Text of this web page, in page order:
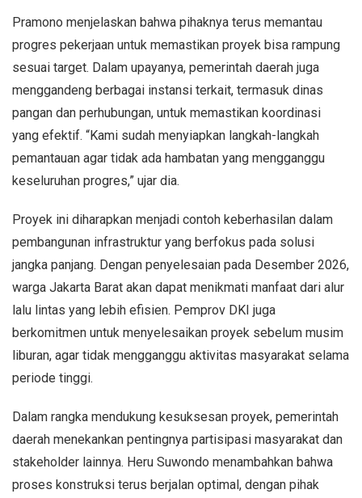
Pramono menjelaskan bahwa pihaknya terus memantau
progres pekerjaan untuk memastikan proyek bisa rampung
sesuai target. Dalam upayanya, pemerintah daerah juga
menggandeng berbagai instansi terkait, termasuk dinas
pangan dan perhubungan, untuk memastikan koordinasi
yang efektif. “Kami sudah menyiapkan langkah-langkah
pemantauan agar tidak ada hambatan yang mengganggu
keseluruhan progres,” ujar dia.
Proyek ini diharapkan menjadi contoh keberhasilan dalam
pembangunan infrastruktur yang berfokus pada solusi
jangka panjang. Dengan penyelesaian pada Desember 2026,
warga Jakarta Barat akan dapat menikmati manfaat dari alur
lalu lintas yang lebih efisien. Pemprov DKI juga
berkomitmen untuk menyelesaikan proyek sebelum musim
liburan, agar tidak mengganggu aktivitas masyarakat selama
periode tinggi.
Dalam rangka mendukung kesuksesan proyek, pemerintah
daerah menekankan pentingnya partisipasi masyarakat dan
stakeholder lainnya. Heru Suwondo menambahkan bahwa
proses konstruksi terus berjalan optimal, dengan pihak